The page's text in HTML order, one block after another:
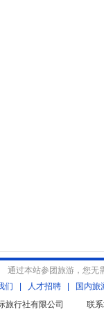
通过本站参团旅游，您
们 人才招聘
国内旅
行社有限公司 联系